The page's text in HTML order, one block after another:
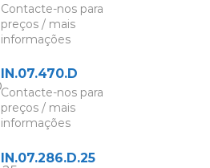
Contacte-nos para
preços / mais
informações
IN.07.470.D
Contacte-nos para
preços / mais
informações
IN.07.286.D.25